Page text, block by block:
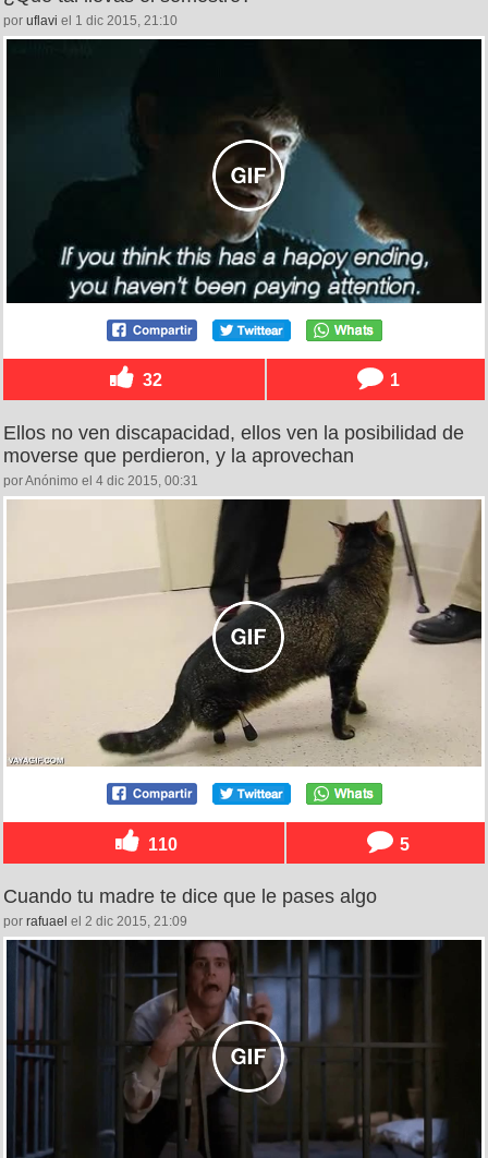
por uflavi el 1 dic 2015, 21:10
32 1
Ellos no ven discapacidad, ellos ven la posibilidad de
moverse que perdieron, y la aprovechan
por Anónimo el 4 dic 2015, 00:31
110 5
Cuando tu madre te dice que le pases algo
por rafuael el 2 dic 2015, 21:09